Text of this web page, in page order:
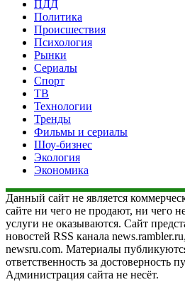
ПДД
Политика
Происшествия
Психология
Рынки
Сериалы
Спорт
ТВ
Технологии
Тренды
Фильмы и сериалы
Шоу-бизнес
Экология
Экономика
Данный сайт не является
сайте ни чего не продают, ни чего
услуги не оказываются. Сайт
новостей RSS канала
newsru.com. Материалы
ответственность за достоверность
Администрация сайта не несёт.